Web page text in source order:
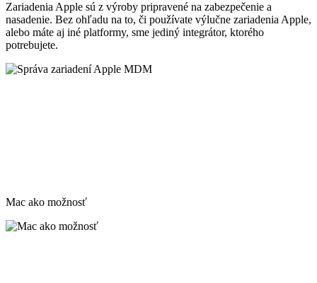
Zariadenia Apple sú z výroby pripravené na zabezpečenie a
nasadenie. Bez ohľadu na to, či používate výlučne zariadenia Apple,
alebo máte aj iné platformy, sme jediný integrátor, ktorého
potrebujete.
Mac ako možnosť